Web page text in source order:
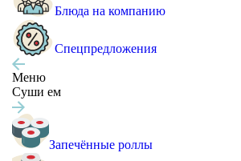
Блюда на компанию
Спецпредложения
Меню
Суши ем
Запечённые роллы